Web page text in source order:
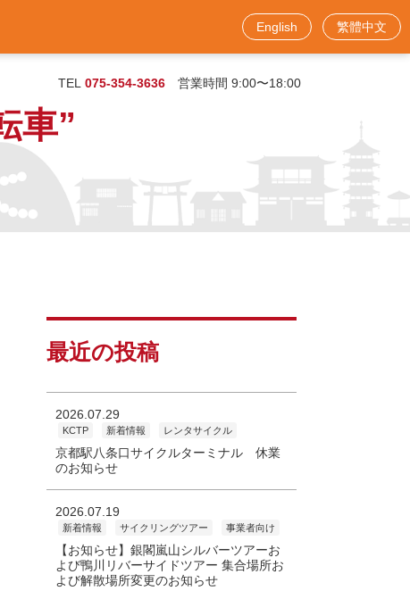
お問い合わせフォーム
English 繁體中文
TEL 075-354-3636 営業時間 9:00〜18:00
車”
最近の投稿
2026.07.29
KCTP 新着情報 レンタサイクル
京都駅八条口サイクルターミナル 休業
のお知らせ
2026.07.19
新着情報 サイクリングツアー 事業者向け
【お知らせ】銀閣嵐山シルバーツアーお
よび鴨川リバーサイドツアー 集合場所お
よび解散場所変更のお知らせ